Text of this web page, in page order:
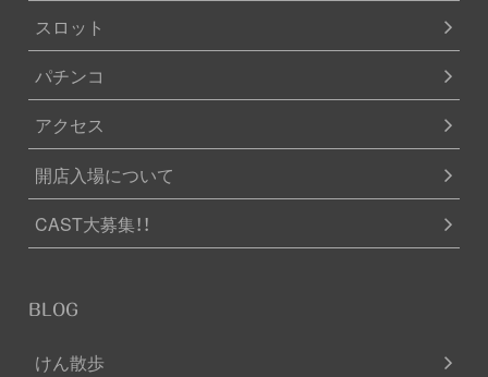
スロット
パチンコ
アクセス
開店入場について
CAST大募集！！
BLOG
けん散歩